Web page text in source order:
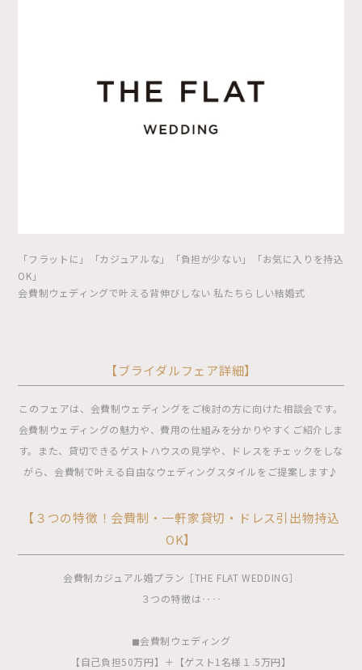
「フラットに」「カジュアルな」「負担が少ない」「お気に入りを持込
OK」
会費制ウェディングで叶える背伸びしない 私たちらしい結婚式
【ブライダルフェア詳細】
このフェアは、会費制ウェディングをご検討の方に向けた相談会です。
会費制ウェディングの魅力や、費用の仕組みを分かりやすくご紹介しま
す。また、貸切できるゲストハウスの見学や、ドレスをチェックをしな
がら、会費制で叶える自由なウェディングスタイルをご提案します♪
【３つの特徴！会費制・一軒家貸切・ドレス引出物持込
OK】
会費制カジュアル婚プラン［THE FLAT WEDDING］
３つの特徴は‥‥
◼︎会費制ウェディング
【自己負担50万円】＋【ゲスト1名様１.5万円】